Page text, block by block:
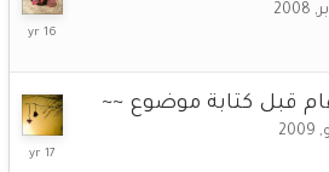
19
2010
قبل كتابة موضوع ~~
18